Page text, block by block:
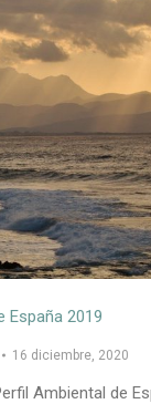
España 2019
16 diciembre, 2020
Ambiental de